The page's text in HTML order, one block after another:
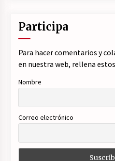
Participa
Para hacer comentarios y
en nuestra web, rellena
Nombre
Correo electrónico